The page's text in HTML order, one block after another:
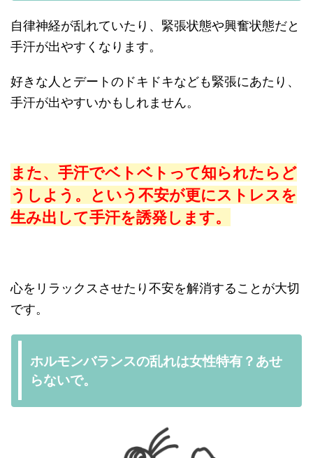
自律神経が乱れていたり、緊張状態や興奮状態だと
手汗が出やすくなります。
好きな人とデートのドキドキなども緊張にあたり、
手汗が出やすいかもしれません。
また、手汗でベトベトって知られたらど
うしよう。という不安が更にストレスを
生み出して手汗を誘発します。
心をリラックスさせたり不安を解消することが大切
です。
ホルモンバランスの乱れは女性特有？あせ
らないで。